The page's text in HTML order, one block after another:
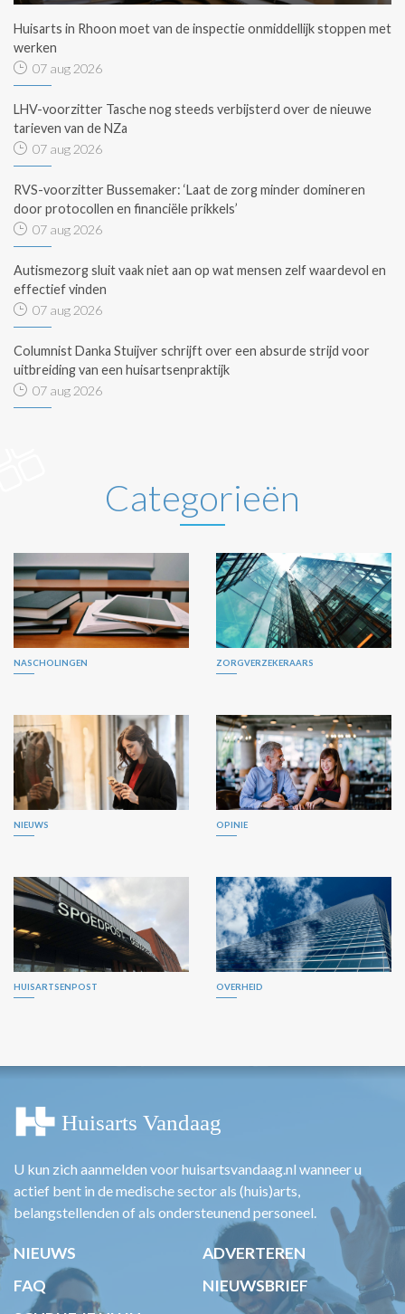
Huisarts in Rhoon moet van de inspectie onmiddellijk stoppen met
werken
07 aug 2026
LHV-voorzitter Tasche nog steeds verbijsterd over de nieuwe
tarieven van de NZa
07 aug 2026
RVS-voorzitter Bussemaker: ‘Laat de zorg minder domineren
door protocollen en financiële prikkels’
07 aug 2026
Autismezorg sluit vaak niet aan op wat mensen zelf waardevol en
effectief vinden
07 aug 2026
Columnist Danka Stuijver schrijft over een absurde strijd voor
uitbreiding van een huisartsenpraktijk
07 aug 2026
Categorieën
NASCHOLINGEN ZORGVERZEKERAARS
NIEUWS OPINIE
HUISARTSENPOST OVERHEID
U kun zich aanmelden voor huisartsvandaag.nl wanneer u
actief bent in de medische sector als (huis)arts,
belangstellenden of als ondersteunend personeel.
NIEUWS
ADVERTEREN
FAQ
NIEUWSBRIEF